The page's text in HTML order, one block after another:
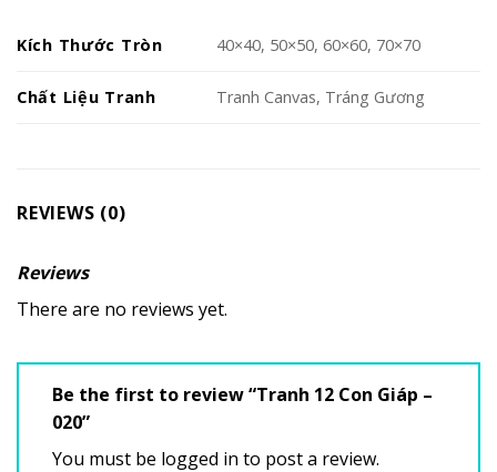
Kích Thước Tròn 40×40, 50×50, 60×60, 70×70
Chất Liệu Tranh Tranh Canvas, Tráng Gương
REVIEWS (0)
Reviews
There are no reviews yet.
Be the first to review “Tranh 12 Con Giáp –
020”
You must be logged in to post a review.